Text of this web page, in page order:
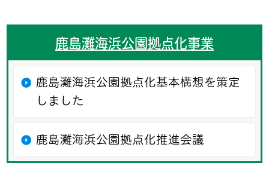
鹿島灘海浜公園拠点化事業
鹿島灘海浜公園拠点化基本構想を策定
しました
鹿島灘海浜公園拠点化推進会議